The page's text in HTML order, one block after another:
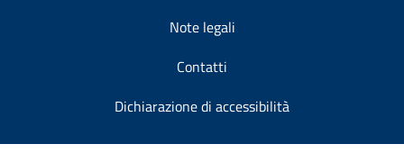
Note legali
Contatti
Dichiarazione di accessibilità